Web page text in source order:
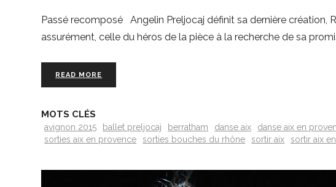
Passé recomposé Angelin Preljocaj définit sa dernière
assurément, celle du héros de la pièce à la recherche de sa
READ MORE
MOTS CLÉS
avignon 2015 ballet preljocaj berratham danse aix danse aix en
sorties aix en provence
sorties bouches du rhône sortir aix sortir aix